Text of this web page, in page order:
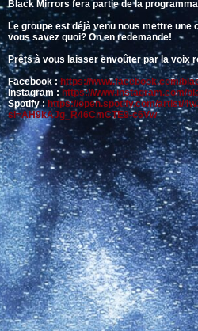
Black Mirrors fera partie de la
Le groupe est déjà venu nous mettre une
vous savez quoi? On en redemande!
Prêts à vous laisser envoûter par la voix
Facebook :https://www.facebook.com/
Instagram : https://www.instagram.com/
Spotify :https://open.spotify.com/artist/
si=AH9kAJg_R46CmCTE9-c6Vw